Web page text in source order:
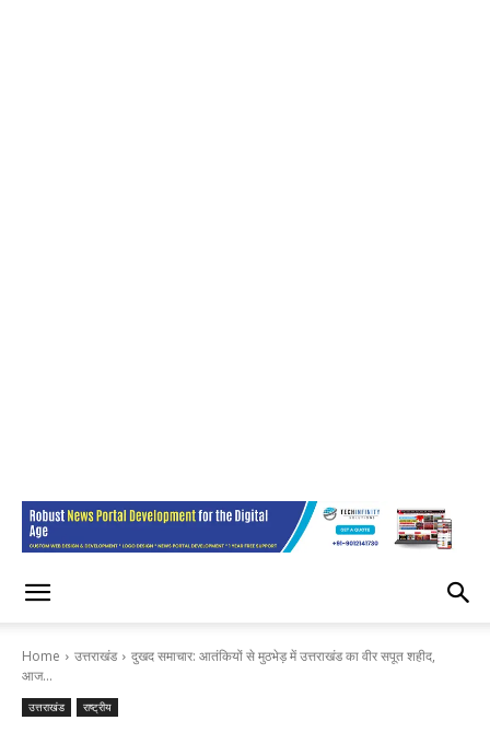
Home उत्तराखंड
दुखद समाचार: आतंकियों से मुठभेड़ में उत्तराखंड का वीर सपूत शहीद,
आज...
उत्तराखंड राष्ट्रीय